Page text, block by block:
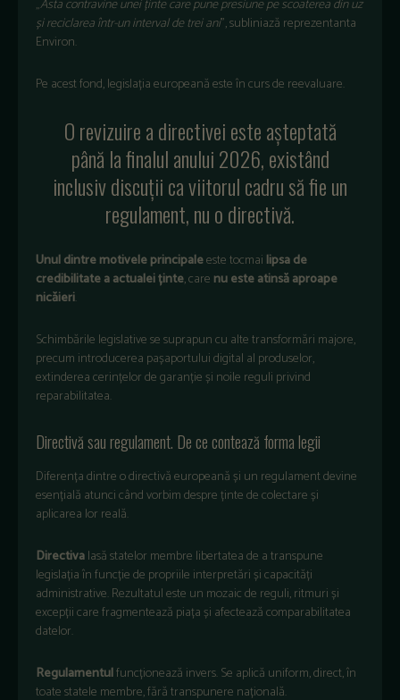
„Asta contravine unei ținte care pune presiune pe scoaterea din uz
și reciclarea într-un interval de trei ani”, subliniază reprezentanta
Environ.
Pe acest fond, legislația europeană este în curs de reevaluare.
O revizuire a directivei este așteptată
până la finalul anului 2026, existând
inclusiv discuții ca viitorul cadru să fie un
regulament, nu o directivă.
Unul dintre motivele principaleeste tocmai lipsa de
credibilitate a actualei ținte, care nu este atinsă aproape
nicăieri.
Schimbările legislative se suprapun cu alte transformări majore,
precum introducerea pașaportului digital al produselor,
extinderea cerințelor de garanție și noile reguli privind
reparabilitatea.
Directivă sau regulament. De ce contează forma legii
Diferența dintre o directivă europeană și un regulament devine
esențială atunci când vorbim despre ținte de colectare și
aplicarea lor reală.
Directivalasă statelor membre libertatea de a transpune
legislația în funcție de propriile interpretări și capacități
administrative. Rezultatul este un mozaic de reguli, ritmuri și
excepții care fragmentează piața și afectează comparabilitatea
datelor.
Regulamentulfuncționează invers. Se aplică uniform, direct, în
toate statele membre, fără transpunere națională.